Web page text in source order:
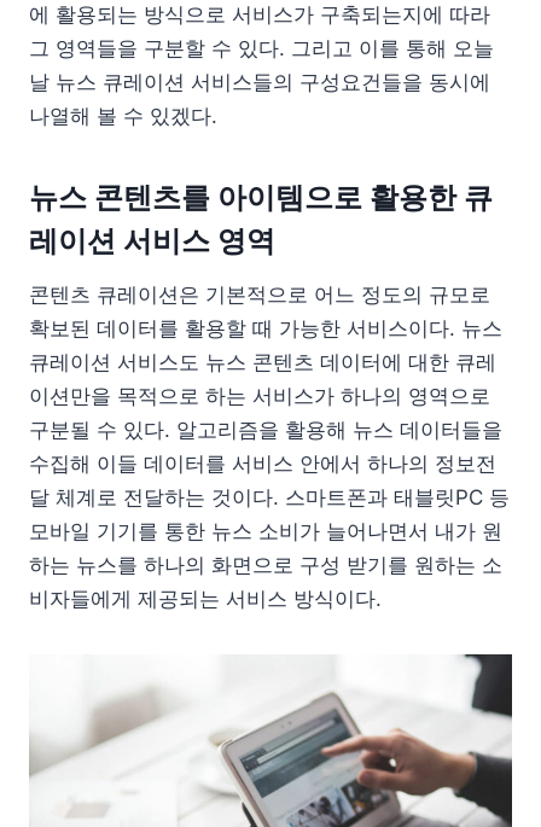
에 활용되는 방식으로 서비스가 구축되는지에 따라
그 영역들을 구분할 수 있다. 그리고 이를 통해 오늘
날 뉴스 큐레이션 서비스들의 구성요건들을 동시에
나열해 볼 수 있겠다.
뉴스 콘텐츠를 아이템으로 활용한 큐
레이션 서비스 영역
콘텐츠 큐레이션은 기본적으로 어느 정도의 규모로
확보된 데이터를 활용할 때 가능한 서비스이다. 뉴스
큐레이션 서비스도 뉴스 콘텐츠 데이터에 대한 큐레
이션만을 목적으로 하는 서비스가 하나의 영역으로
구분될 수 있다. 알고리즘을 활용해 뉴스 데이터들을
수집해 이들 데이터를 서비스 안에서 하나의 정보전
달 체계로 전달하는 것이다. 스마트폰과 태블릿PC 등
모바일 기기를 통한 뉴스 소비가 늘어나면서 내가 원
하는 뉴스를 하나의 화면으로 구성 받기를 원하는 소
비자들에게 제공되는 서비스 방식이다.